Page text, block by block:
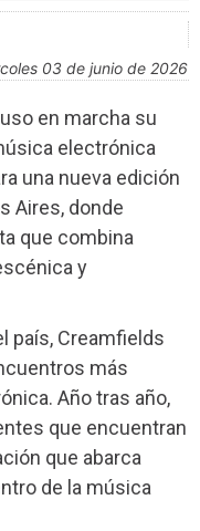
03 de junio de 2026
en marcha su
electrónica
una nueva edición
Aires, donde
que combina
y
país, Creamfields
más
Año tras año,
que encuentran
que abarca
de la música